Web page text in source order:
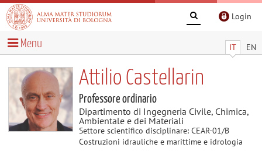
Login
IT EN
Menu
Attilio Castellarin
Professore ordinario
Dipartimento di Ingegneria Civile, Chimica,
Ambientale e dei Materiali
Settore scientifico disciplinare: CEAR-01/B
Costruzioni idrauliche e marittime e idrologia